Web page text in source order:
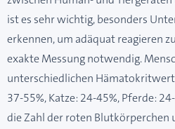
ist es sehr wichtig, besonders
erkennen, um adäquat reagieren
exakte Messung notwendig.
unterschiedlichen
37-55%, Katze: 24-45%, Pferde:
die Zahl der roten Blutkörperchen